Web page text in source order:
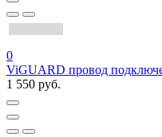
0
ViGUARD провод
1 550 руб.